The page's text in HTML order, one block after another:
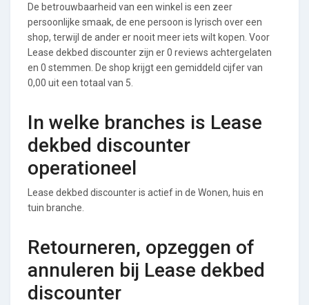
De betrouwbaarheid van een winkel is een zeer
persoonlijke smaak, de ene persoon is lyrisch over een
shop, terwijl de ander er nooit meer iets wilt kopen. Voor
Lease dekbed discounter zijn er 0 reviews achtergelaten
en 0 stemmen. De shop krijgt een gemiddeld cijfer van
0,00 uit een totaal van 5.
In welke branches is Lease
dekbed discounter
operationeel
Lease dekbed discounter is actief in de Wonen, huis en
tuin branche.
Retourneren, opzeggen of
annuleren bij Lease dekbed
discounter